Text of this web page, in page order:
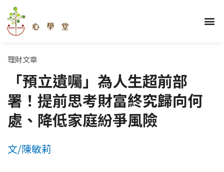
選
理財文章
「預立遺囑」為人生超前部
署！提前思考財富終究歸向何
處、降低家庭紛爭風險
文/陳敏莉